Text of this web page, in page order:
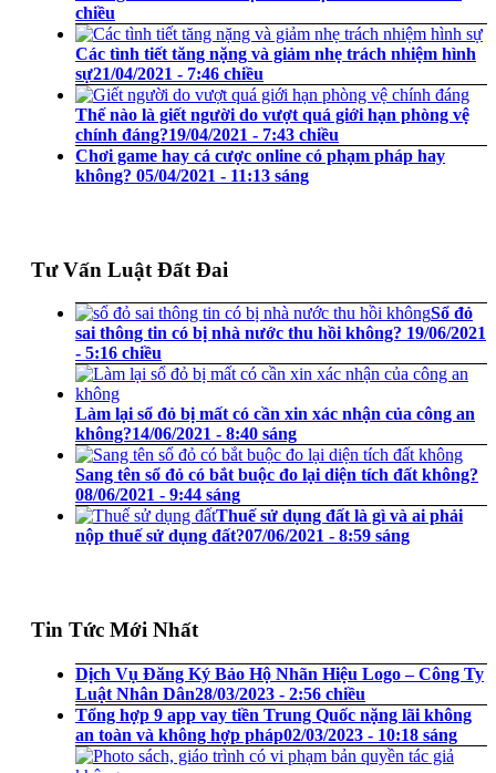
chiều
Các tình tiết tăng nặng và giảm nhẹ trách nhiệm hình
sự21/04/2021 - 7:46 chiều
Thế nào là giết người do vượt quá giới hạn phòng vệ
chính đáng?19/04/2021 - 7:43 chiều
Chơi game hay cá cược online có phạm pháp hay
không? 05/04/2021 - 11:13 sáng
Tư Vấn Luật Đất Đai
Sổ đỏ
sai thông tin có bị nhà nước thu hồi không? 19/06/2021
- 5:16 chiều
Làm lại sổ đỏ bị mất có cần xin xác nhận của công an
không?14/06/2021 - 8:40 sáng
Sang tên sổ đỏ có bắt buộc đo lại diện tích đất không?
08/06/2021 - 9:44 sáng
Thuế sử dụng đất là gì và ai phải
nộp thuế sử dụng đất?07/06/2021 - 8:59 sáng
Tin Tức Mới Nhất
Dịch Vụ Đăng Ký Bảo Hộ Nhãn Hiệu Logo – Công Ty
Luật Nhân Dân28/03/2023 - 2:56 chiều
Tổng hợp 9 app vay tiền Trung Quốc nặng lãi không
an toàn và không hợp pháp02/03/2023 - 10:18 sáng